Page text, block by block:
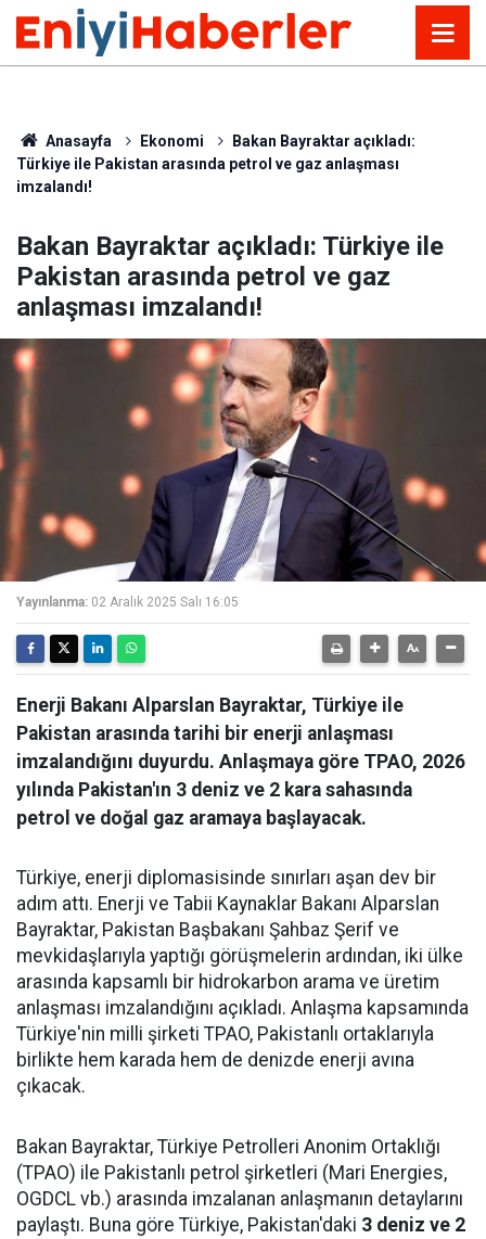
Anasayfa Ekonomi
Bakan Bayraktar açıkladı:
Türkiye ile Pakistan arasında petrol ve gaz anlaşması
imzalandı!
Bakan Bayraktar açıkladı: Türkiye ile
Pakistan arasında petrol ve gaz
anlaşması imzalandı!
Yayınlanma: 02 Aralık 2025 Salı 16:05
Enerji Bakanı Alparslan Bayraktar, Türkiye ile
Pakistan arasında tarihi bir enerji anlaşması
imzalandığını duyurdu. Anlaşmaya göre TPAO, 2026
yılında Pakistan'ın 3 deniz ve 2 kara sahasında
petrol ve doğal gaz aramaya başlayacak.
Türkiye, enerji diplomasisinde sınırları aşan dev bir
adım attı. Enerji ve Tabii Kaynaklar Bakanı Alparslan
Bayraktar, Pakistan Başbakanı Şahbaz Şerif ve
mevkidaşlarıyla yaptığı görüşmelerin ardından, iki ülke
arasında kapsamlı bir hidrokarbon arama ve üretim
anlaşması imzalandığını açıkladı. Anlaşma kapsamında
Türkiye'nin milli şirketi TPAO, Pakistanlı ortaklarıyla
birlikte hem karada hem de denizde enerji avına
çıkacak.
Bakan Bayraktar, Türkiye Petrolleri Anonim Ortaklığı
(TPAO) ile Pakistanlı petrol şirketleri (Mari Energies,
OGDCL vb.) arasında imzalanan anlaşmanın detaylarını
paylaştı. Buna göre Türkiye, Pakistan'daki 3 deniz ve 2